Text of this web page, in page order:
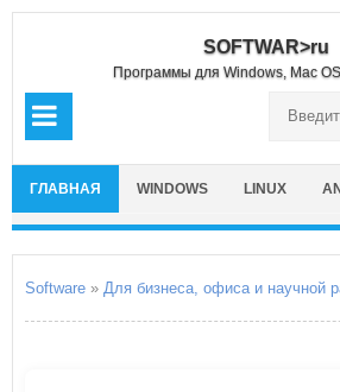
SOFTWAR>ru
Программы для Windows, Mac
ГЛАВНАЯ WINDOWS LINUX
Software » Для бизнеса, офиса и научной